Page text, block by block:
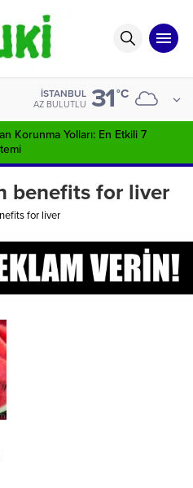
İSTANBUL
AZ BULUTLU 31°C
Korunma Yolları: En Etkili 7
benefits for liver
for liver